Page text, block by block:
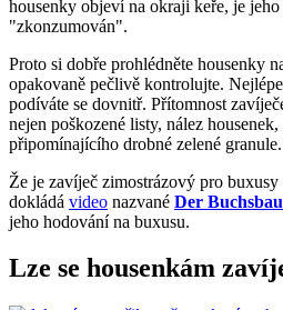
housenky objeví na okraji keře, je
"zkonzumován".
Proto si dobře prohlédněte housenky
opakovaně pečlivě kontrolujte.
podíváte se dovnitř. Přítomnost
nejen poškozené listy, nález
připomínajícího drobné zelené granule.
Že je zavíječ zimostrázový pro
dokládá video nazvané Der
jeho hodování na buxusu.
Lze se housenkám